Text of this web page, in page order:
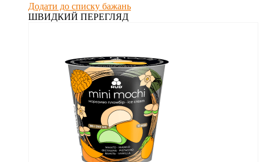
Додати до списку бажань
ШВИДКИЙ ПЕРЕГЛЯД